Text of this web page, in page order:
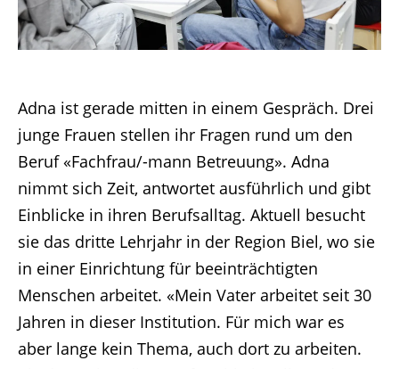
Adna ist gerade mitten in einem Gespräch. Drei
junge Frauen stellen ihr Fragen rund um den
Beruf «Fachfrau/-mann Betreuung». Adna
nimmt sich Zeit, antwortet ausführlich und gibt
Einblicke in ihren Berufsalltag. Aktuell besucht
sie das dritte Lehrjahr in der Region Biel, wo sie
in einer Einrichtung für beeinträchtigten
Menschen arbeitet. «Mein Vater arbeitet seit 30
Jahren in dieser Institution. Für mich war es
aber lange kein Thema, auch dort zu arbeiten.